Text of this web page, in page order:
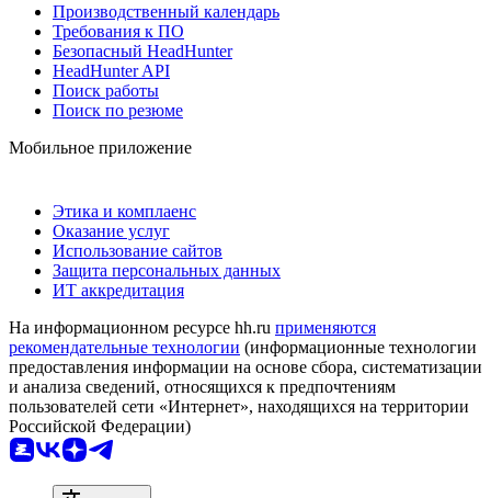
Производственный календарь
Требования к ПО
Безопасный HeadHunter
HeadHunter API
Поиск работы
Поиск по резюме
Мобильное приложение
Этика и комплаенс
Оказание услуг
Использование сайтов
Защита персональных данных
ИТ аккредитация
На информационном ресурсе hh.ru применяются
рекомендательные технологии (информационные технологии
предоставления информации на основе сбора, систематизации
и анализа сведений, относящихся к предпочтениям
пользователей сети «Интернет», находящихся на территории
Российской Федерации)